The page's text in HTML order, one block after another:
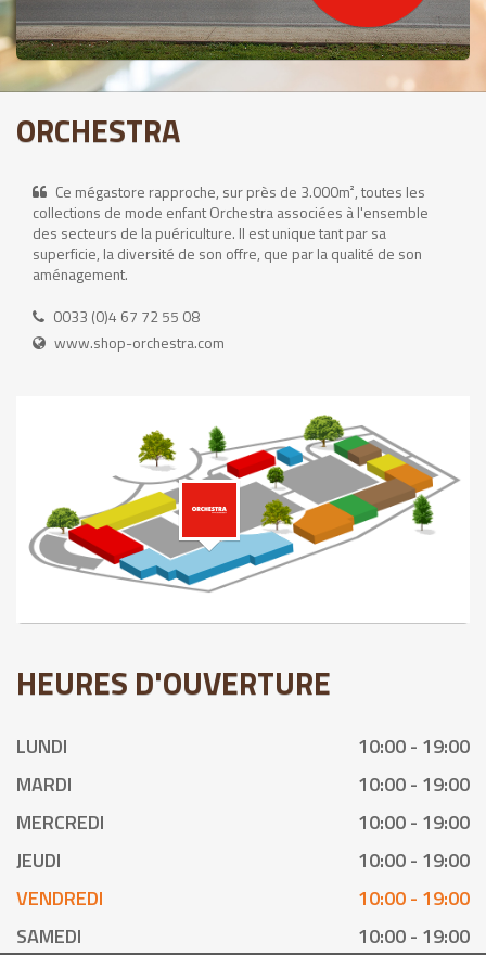
ORCHESTRA
Ce mégastore rapproche, sur près de 3.000m², toutes les
collections de mode enfant Orchestra associées à l'ensemble
des secteurs de la puériculture. Il est unique tant par sa
superficie, la diversité de son offre, que par la qualité de son
aménagement.
0033 (0)4 67 72 55 08
www.shop-orchestra.com
HEURES D'OUVERTURE
LUNDI
10:00 - 19:00
MARDI
10:00 - 19:00
MERCREDI
10:00 - 19:00
JEUDI
10:00 - 19:00
VENDREDI
10:00 - 19:00
SAMEDI
10:00 - 19:00